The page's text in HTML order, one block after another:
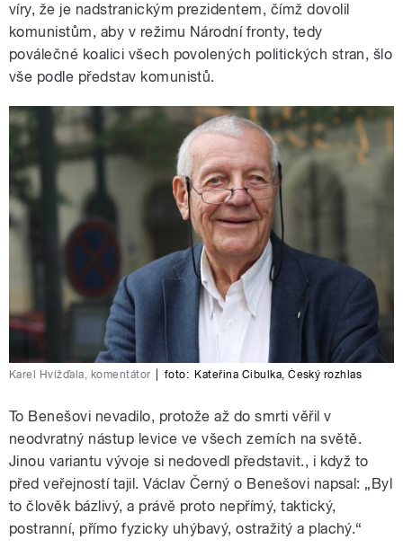
víry, že je nadstranickým prezidentem, čímž dovolil
komunistům, aby v režimu Národní fronty, tedy
poválečné koalici všech povolených politických stran, šlo
vše podle představ komunistů.
Karel Hvížďala, komentátor foto: Kateřina Cibulka ,Český rozhlas
To Benešovi nevadilo, protože až do smrti věřil v
neodvratný nástup levice ve všech zemích na světě.
Jinou variantu vývoje si nedovedl představit., i když to
před veřejností tajil. Václav Černý o Benešovi napsal: „Byl
to člověk bázlivý, a právě proto nepřímý, taktický,
postranní, přímo fyzicky uhýbavý, ostražitý a plachý.“